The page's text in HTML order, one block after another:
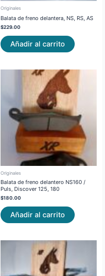
Originales
Balata de freno delantera, NS, RS, AS
$229.00
Añadir al carrito
Originales
Balata de freno delantero NS160 /
Puls, Discover 125, 180
$180.00
Añadir al carrito